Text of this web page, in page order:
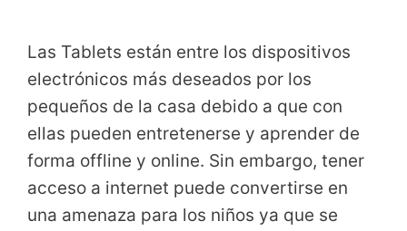
Las Tablets están entre los dispositivos
electrónicos más deseados por los
pequeños de la casa debido a que con
ellas pueden entretenerse y aprender de
forma offline y online. Sin embargo, tener
acceso a internet puede convertirse en
una amenaza para los niños ya que se